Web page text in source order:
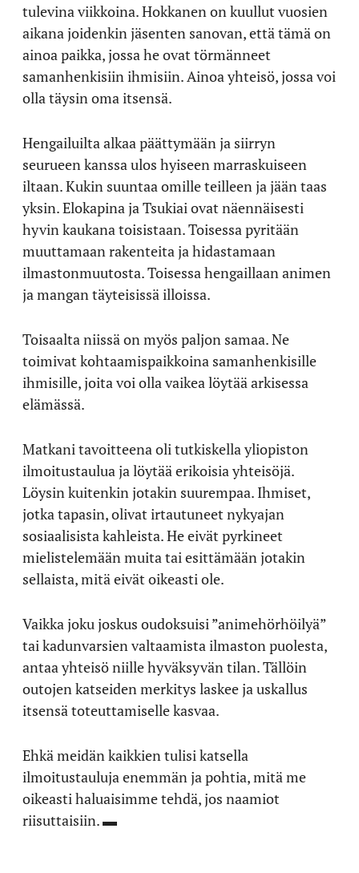
tulevina viikkoina. Hokkanen on kuullut vuosien
aikana joidenkin jäsenten sanovan, että tämä on
ainoa paikka, jossa he ovat törmänneet
samanhenkisiin ihmisiin. Ainoa yhteisö, jossa voi
olla täysin oma itsensä.
Hengailuilta alkaa päättymään ja siirryn
seurueen kanssa ulos hyiseen marraskuiseen
iltaan. Kukin suuntaa omille teilleen ja jään taas
yksin. Elokapina ja Tsukiai ovat näennäisesti
hyvin kaukana toisistaan. Toisessa pyritään
muuttamaan rakenteita ja hidastamaan
ilmastonmuutosta. Toisessa hengaillaan animen
ja mangan täyteisissä illoissa.
Toisaalta niissä on myös paljon samaa. Ne
toimivat kohtaamispaikkoina samanhenkisille
ihmisille, joita voi olla vaikea löytää arkisessa
elämässä.
Matkani tavoitteena oli tutkiskella yliopiston
ilmoitustaulua ja löytää erikoisia yhteisöjä.
Löysin kuitenkin jotakin suurempaa. Ihmiset,
jotka tapasin, olivat irtautuneet nykyajan
sosiaalisista kahleista. He eivät pyrkineet
mielistelemään muita tai esittämään jotakin
sellaista, mitä eivät oikeasti ole.
Vaikka joku joskus oudoksuisi ”animehörhöilyä”
tai kadunvarsien valtaamista ilmaston puolesta,
antaa yhteisö niille hyväksyvän tilan. Tällöin
outojen katseiden merkitys laskee ja uskallus
itsensä toteuttamiselle kasvaa.
Ehkä meidän kaikkien tulisi katsella
ilmoitustauluja enemmän ja pohtia, mitä me
oikeasti haluaisimme tehdä, jos naamiot
riisuttaisiin. ▬